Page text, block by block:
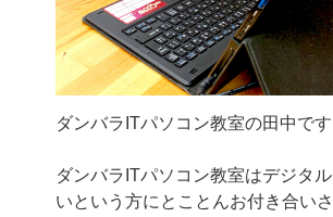
ダンバラITパソコン教室の田中です
ダンバラITパソコン教室はデジタ
いという方にとことんお付き合い